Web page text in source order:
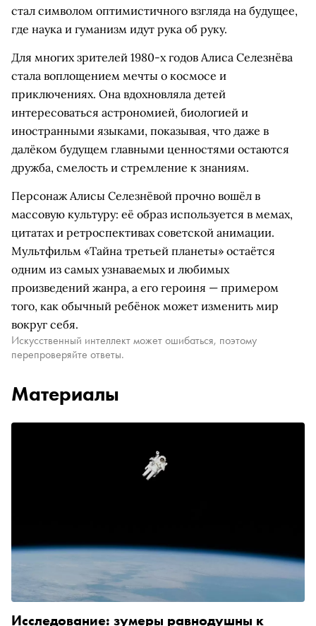
стал символом оптимистичного взгляда на будущее,
где наука и гуманизм идут рука об руку.
Для многих зрителей 1980-х годов Алиса Селезнёва
стала воплощением мечты о космосе и
приключениях. Она вдохновляла детей
интересоваться астрономией, биологией и
иностранными языками, показывая, что даже в
далёком будущем главными ценностями остаются
дружба, смелость и стремление к знаниям.
Персонаж Алисы Селезнёвой прочно вошёл в
массовую культуру: её образ используется в мемах,
цитатах и ретроспективах советской анимации.
Мультфильм «Тайна третьей планеты» остаётся
одним из самых узнаваемых и любимых
произведений жанра, а его героиня — примером
того, как обычный ребёнок может изменить мир
вокруг себя.
Искусственный интеллект может ошибаться, поэтому
перепроверяйте ответы.
Материалы
Исследование: зумеры равнодушны к